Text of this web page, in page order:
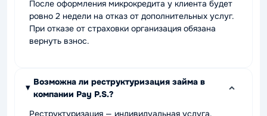
После оформления микрокредита у клиента будет
ровно 2 недели на отказ от дополнительных услуг.
При отказе от страховки организация обязана
вернуть взнос.
Возможна ли реструктуризация займа в
компании Pay P.S.?
Реструктуризация — индивидуальная услуга.